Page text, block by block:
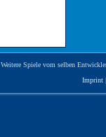
Weitere Spiele vom selben
Imprint